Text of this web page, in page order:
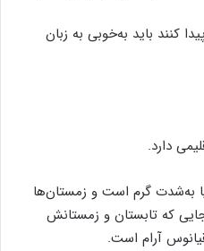
كنند باید به‌خوبی به زبان
دارد.
به‌شدت گرم است و زمستان‌ها
كه تابستان و زمستانش
آرام است.